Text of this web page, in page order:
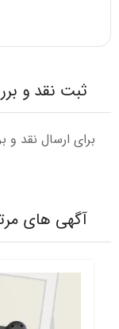
ثبت نقد و
برای ارسال نقد و
آگهی های